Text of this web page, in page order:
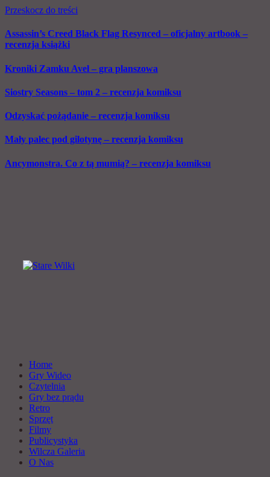
Przeskocz do treści
Assassin’s Creed Black Flag Resynced – oficjalny artbook –
recenzja książki
Kroniki Zamku Avel – gra planszowa
Siostry Seasons – tom 2 – recenzja komiksu
Odzyskać pożądanie – recenzja komiksu
Mały palec pod gilotynę – recenzja komiksu
Ancymonstra. Co z tą mumią? – recenzja komiksu
Home
Gry Wideo
Czytelnia
Gry bez prądu
Retro
Sprzęt
Filmy
Publicystyka
Wilcza Galeria
O Nas